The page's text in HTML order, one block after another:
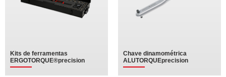
Kits de ferramentas
ERGOTORQUE®precision
Chave dinamométrica
ALUTORQUEprecision